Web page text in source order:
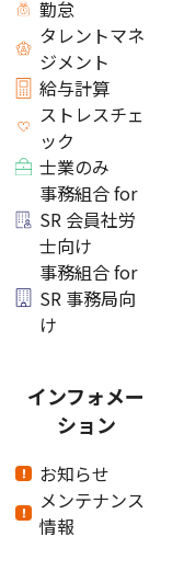
勤怠
タレントマネ
ジメント
給与計算
ストレスチェ
ック
士業のみ
事務組合 for
SR 会員社労
士向け
事務組合 for
SR 事務局向
け
インフォメー
ション
お知らせ
メンテナンス
情報